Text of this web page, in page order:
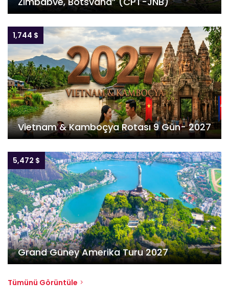
1,744 $
Vietnam & Kamboçya Rotası 9 Gün- 2027
5,472 $
Grand Güney Amerika Turu 2027
Tümünü Görüntüle